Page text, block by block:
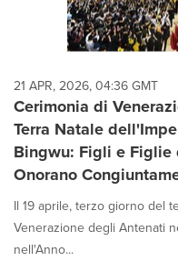
21 APR, 2026, 04:36 GMT
Cerimonia di
Terra Natale
Bingwu: Figli e
Onorano
Il 19 aprile, terzo giorno del
Venerazione degli Antenati
nell'Anno...